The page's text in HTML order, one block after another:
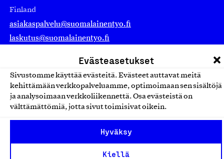
Evästeasetukset
Sivustomme käyttää evästeitä. Evästeet auttavat meitä
kehittämään verkkopalveluamme, optimoimaan sen sisältöjä
ja analysoimaan verkkoliikennettä. Osa evästeistä on
välttämättömiä, jotta sivut toimisivat oikein.
Hyväksy
Kiellä
Finland
asiakaspalvelu@suomalainentyo.fi
laskutus@suomalainentyo.fi
Avainlippu
Design From Finland